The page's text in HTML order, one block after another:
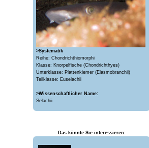
>Systematik
Reihe: Chondrichthiomorphi
Klasse: Knorpelfische (Chondrichthyes)
Unterklasse: Plattenkiemer (Elasmobranchii)
Teilklasse: Euselachii
>Wissenschaftlicher Name:
Selachii
Das könnte Sie interessieren: